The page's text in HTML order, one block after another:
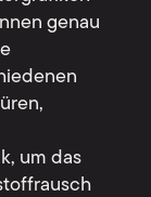
genau
um das